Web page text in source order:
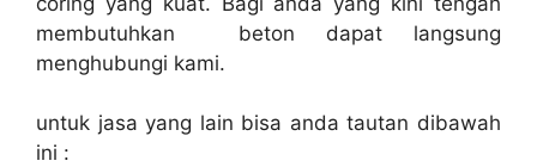
membutuhkan beton dapat langsung
menghubungi kami.
untuk jasa yang lain bisa anda tautan dibawah
ini :